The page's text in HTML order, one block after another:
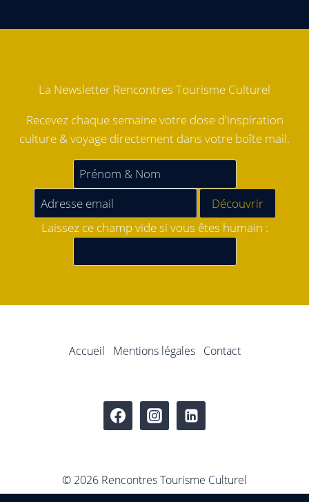
La Newsletter Rencontres Tourisme Culturel
Recevez chaque semaine votre dose d'inspiration
culture & voyage directement dans votre boîte mail.
Laissez ce champ vide si vous êtes humain :
Accueil Mentions légales Contact
© 2026 Rencontres Tourisme Culturel